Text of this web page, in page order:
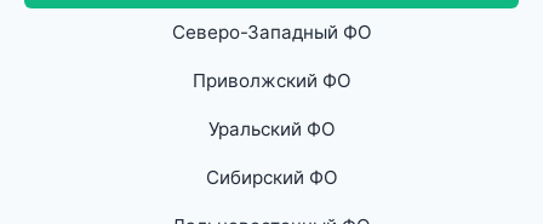
Северо-Западный ФО
Приволжский ФО
Уральский ФО
Сибирский ФО